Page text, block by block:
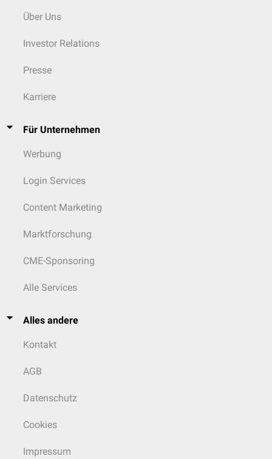
Über Uns
Investor Relations
Presse
Karriere
Für Unternehmen
Werbung
Login Services
Content Marketing
Marktforschung
CME-Sponsoring
Alle Services
Alles andere
Kontakt
AGB
Datenschutz
Cookies
Impressum